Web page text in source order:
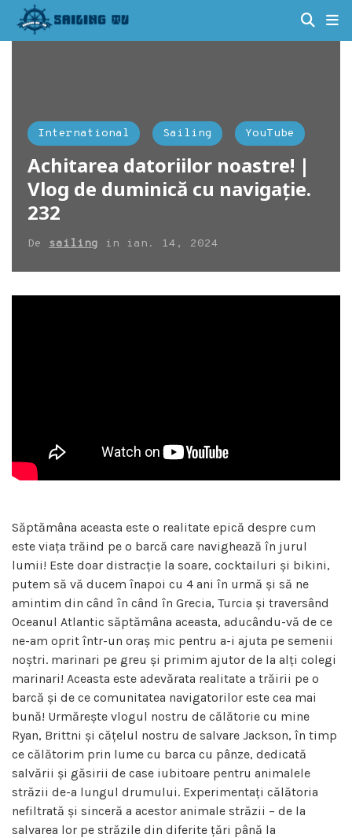
International Sailing YouTube
Achitarea datoriilor noastre! |
Vlog de duminică cu navigație.
232
De sailing in ian. 14, 2024
Săptămâna aceasta este o realitate epică despre cum
este viața trăind pe o barcă care navighează în jurul
lumii! Este doar distracție la soare, cocktailuri și bikini,
putem să vă ducem înapoi cu 4 ani în urmă și să ne
amintim din când în când în Grecia, Turcia și traversând
Oceanul Atlantic săptămâna aceasta, aducându-vă de ce
ne-am oprit într-un oraș mic pentru a-i ajuta pe semenii
noștri. marinari pe greu și primim ajutor de la alți colegi
marinari! Aceasta este adevărata realitate a trăirii pe o
barcă și de ce comunitatea navigatorilor este cea mai
bună! Urmărește vlogul nostru de călătorie cu mine
Ryan, Brittni și cățelul nostru de salvare Jackson, în timp
ce călătorim prin lume cu barca cu pânze, dedicată
salvării și găsirii de case iubitoare pentru animalele
străzii de-a lungul drumului. Experimentați călătoria
nefiltrată și sinceră a acestor animale străzii – de la
salvarea lor pe străzile din diferite țări până la